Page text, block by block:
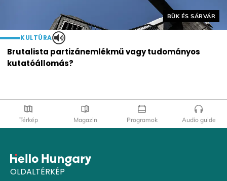
Helyszín címkék:
BÜK ÉS SÁRVÁR
KULTÚRA
Brutalista partizánemlékmű vagy tudományos
kutatóállomás?
Térkép Magazin Programok Audio guide
OLDALTÉRKÉP